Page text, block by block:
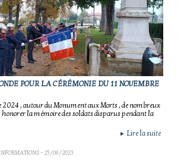
POUR LA CÉRÉMONIE DU 11 NOVEMBRE
2024 , autour du Monument aux Morts , de nombreux
la mémoire des soldats disparus pendant la
► Lire la suite
- 25/06/2023